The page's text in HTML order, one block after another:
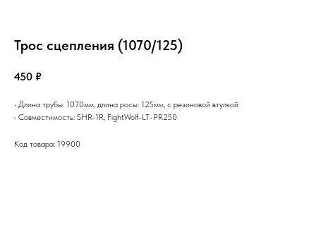
Трос сцепления (1070/125)
450 ₽
• Длина трубы: 1070мм, длина росы: 125мм, с резиновой втулкой
• Совместимость: SHR-1R, FightWolf-LT-PR250
Код товара: 19900